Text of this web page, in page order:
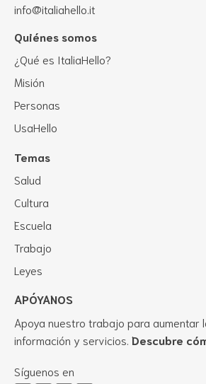
info@italiahello.it
Quiénes somos
¿Qué es ItaliaHello?
Misión
Personas
UsaHello
Temas
Salud
Cultura
Escuela
Trabajo
Leyes
APÓYANOS
Apoya nuestro trabajo para aumentar
información y servicios. Descubre
Síguenos en